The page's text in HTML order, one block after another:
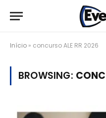
Início » concurso ALE RR 2026
BROWSING: